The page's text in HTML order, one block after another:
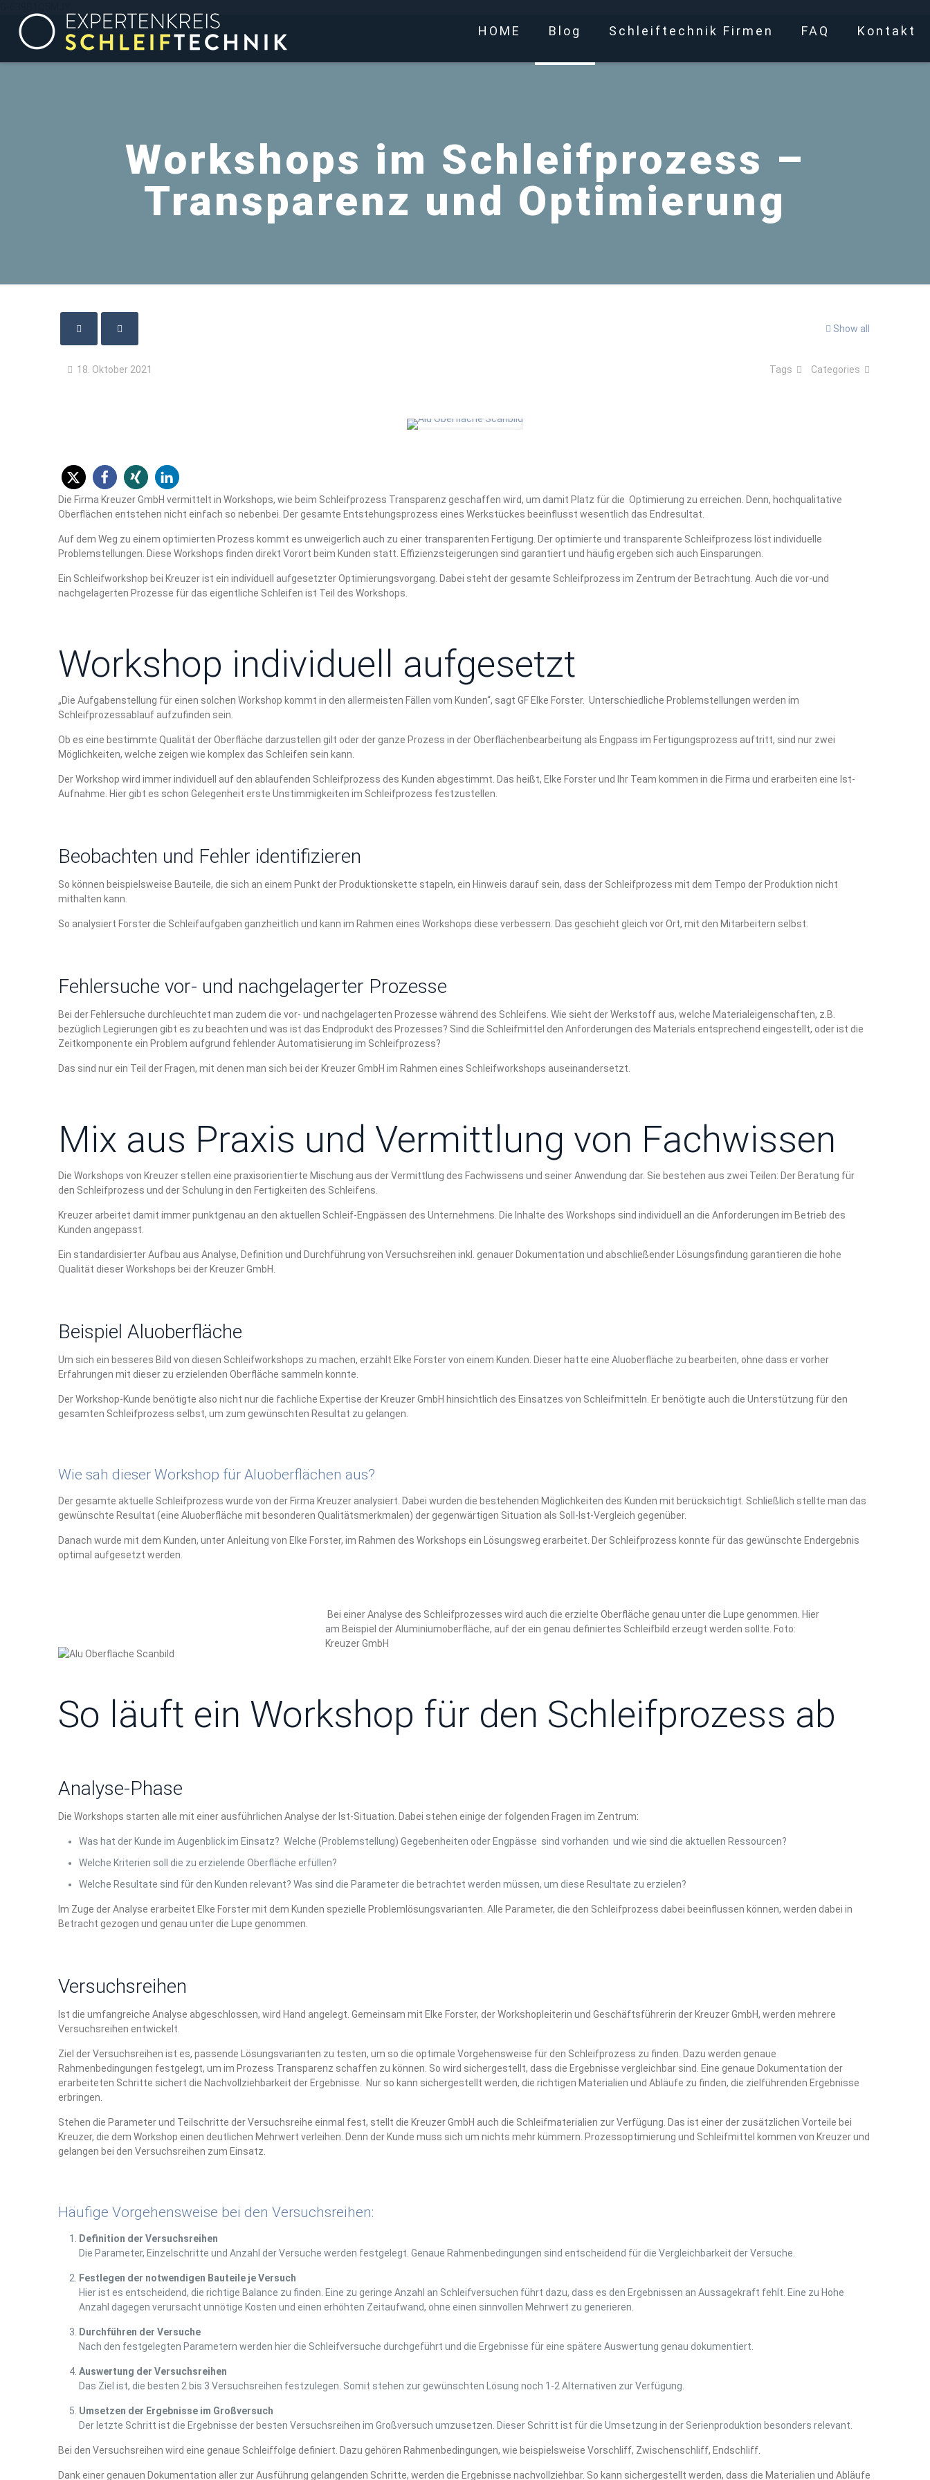
HOME Blog Schleiftechnik Firmen FAQ Kontakt
Workshops im Schleifprozess –
Transparenz und Optimierung
Show all
18. Oktober 2021 Categories
Tags
Die Firma Kreuzer GmbH vermittelt in Workshops, wie beim Schleifprozess Transparenz geschaffen wird, um damit Platz für die Optimierung zu erreichen. Denn, hochqualitative
Oberflächen entstehen nicht einfach so nebenbei. Der gesamte Entstehungsprozess eines Werkstückes beeinflusst wesentlich das Endresultat.
Auf dem Weg zu einem optimierten Prozess kommt es unweigerlich auch zu einer transparenten Fertigung. Der optimierte und transparente Schleifprozess löst individuelle
Problemstellungen. Diese Workshops finden direkt Vorort beim Kunden statt. Effizienzsteigerungen sind garantiert und häufig ergeben sich auch Einsparungen.
Ein Schleifworkshop bei Kreuzer ist ein individuell aufgesetzter Optimierungsvorgang. Dabei steht der gesamte Schleifprozess im Zentrum der Betrachtung. Auch die vor-und
nachgelagerten Prozesse für das eigentliche Schleifen ist Teil des Workshops.
Workshop individuell aufgesetzt
„Die Aufgabenstellung für einen solchen Workshop kommt in den allermeisten Fällen vom Kunden“, sagt GF Elke Forster. Unterschiedliche Problemstellungen werden im
Schleifprozessablauf aufzufinden sein.
Ob es eine bestimmte Qualität der Oberfläche darzustellen gilt oder der ganze Prozess in der Oberflächenbearbeitung als Engpass im Fertigungsprozess auftritt, sind nur zwei
Möglichkeiten, welche zeigen wie komplex das Schleifen sein kann.
Der Workshop wird immer individuell auf den ablaufenden Schleifprozess des Kunden abgestimmt. Das heißt, Elke Forster und Ihr Team kommen in die Firma und erarbeiten eine Ist-
Aufnahme. Hier gibt es schon Gelegenheit erste Unstimmigkeiten im Schleifprozess festzustellen.
Beobachten und Fehler identifizieren
So können beispielsweise Bauteile, die sich an einem Punkt der Produktionskette stapeln, ein Hinweis darauf sein, dass der Schleifprozess mit dem Tempo der Produktion nicht
mithalten kann.
So analysiert Forster die Schleifaufgaben ganzheitlich und kann im Rahmen eines Workshops diese verbessern. Das geschieht gleich vor Ort, mit den Mitarbeitern selbst.
Fehlersuche vor- und nachgelagerter Prozesse
Bei der Fehlersuche durchleuchtet man zudem die vor- und nachgelagerten Prozesse während des Schleifens. Wie sieht der Werkstoff aus, welche Materialeigenschaften, z.B.
bezüglich Legierungen gibt es zu beachten und was ist das Endprodukt des Prozesses? Sind die Schleifmittel den Anforderungen des Materials entsprechend eingestellt, oder ist die
Zeitkomponente ein Problem aufgrund fehlender Automatisierung im Schleifprozess?
Das sind nur ein Teil der Fragen, mit denen man sich bei der Kreuzer GmbH im Rahmen eines Schleifworkshops auseinandersetzt.
Mix aus Praxis und Vermittlung von Fachwissen
Die Workshops von Kreuzer stellen eine praxisorientierte Mischung aus der Vermittlung des Fachwissens und seiner Anwendung dar. Sie bestehen aus zwei Teilen: Der Beratung für
den Schleifprozess und der Schulung in den Fertigkeiten des Schleifens.
Kreuzer arbeitet damit immer punktgenau an den aktuellen Schleif-Engpässen des Unternehmens. Die Inhalte des Workshops sind individuell an die Anforderungen im Betrieb des
Kunden angepasst.
Ein standardisierter Aufbau aus Analyse, Definition und Durchführung von Versuchsreihen inkl. genauer Dokumentation und abschließender Lösungsfindung garantieren die hohe
Qualität dieser Workshops bei der Kreuzer GmbH.
Beispiel Aluoberfläche
Um sich ein besseres Bild von diesen Schleifworkshops zu machen, erzählt Elke Forster von einem Kunden. Dieser hatte eine Aluoberfläche zu bearbeiten, ohne dass er vorher
Erfahrungen mit dieser zu erzielenden Oberfläche sammeln konnte.
Der Workshop-Kunde benötigte also nicht nur die fachliche Expertise der Kreuzer GmbH hinsichtlich des Einsatzes von Schleifmitteln. Er benötigte auch die Unterstützung für den
gesamten Schleifprozess selbst, um zum gewünschten Resultat zu gelangen.
Wie sah dieser Workshop für Aluoberflächen aus?
Der gesamte aktuelle Schleifprozess wurde von der Firma Kreuzer analysiert. Dabei wurden die bestehenden Möglichkeiten des Kunden mit berücksichtigt. Schließlich stellte man das
gewünschte Resultat (eine Aluoberfläche mit besonderen Qualitätsmerkmalen) der gegenwärtigen Situation als Soll-Ist-Vergleich gegenüber.
Danach wurde mit dem Kunden, unter Anleitung von Elke Forster, im Rahmen des Workshops ein Lösungsweg erarbeitet. Der Schleifprozess konnte für das gewünschte Endergebnis
optimal aufgesetzt werden.
Bei einer Analyse des Schleifprozesses wird auch die erzielte Oberfläche genau unter die Lupe genommen. Hier
am Beispiel der Aluminiumoberfläche, auf der ein genau definiertes Schleifbild erzeugt werden sollte. Foto:
Kreuzer GmbH
So läuft ein Workshop für den Schleifprozess ab
Analyse-Phase
Die Workshops starten alle mit einer ausführlichen Analyse der Ist-Situation. Dabei stehen einige der folgenden Fragen im Zentrum:
Was hat der Kunde im Augenblick im Einsatz? Welche (Problemstellung) Gegebenheiten oder Engpässe sind vorhanden und wie sind die aktuellen Ressourcen?
Welche Kriterien soll die zu erzielende Oberfläche erfüllen?
Welche Resultate sind für den Kunden relevant? Was sind die Parameter die betrachtet werden müssen, um diese Resultate zu erzielen?
Im Zuge der Analyse erarbeitet Elke Forster mit dem Kunden spezielle Problemlösungsvarianten. Alle Parameter, die den Schleifprozess dabei beeinflussen können, werden dabei in
Betracht gezogen und genau unter die Lupe genommen.
Versuchsreihen
Ist die umfangreiche Analyse abgeschlossen, wird Hand angelegt. Gemeinsam mit Elke Forster, der Workshopleiterin und Geschäftsführerin der Kreuzer GmbH, werden mehrere
Versuchsreihen entwickelt.
Ziel der Versuchsreihen ist es, passende Lösungsvarianten zu testen, um so die optimale Vorgehensweise für den Schleifprozess zu finden. Dazu werden genaue
Rahmenbedingungen festgelegt, um im Prozess Transparenz schaffen zu können. So wird sichergestellt, dass die Ergebnisse vergleichbar sind. Eine genaue Dokumentation der
erarbeiteten Schritte sichert die Nachvollziehbarkeit der Ergebnisse. Nur so kann sichergestellt werden, die richtigen Materialien und Abläufe zu finden, die zielführenden Ergebnisse
erbringen.
Stehen die Parameter und Teilschritte der Versuchsreihe einmal fest, stellt die Kreuzer GmbH auch die Schleifmaterialien zur Verfügung. Das ist einer der zusätzlichen Vorteile bei
Kreuzer, die dem Workshop einen deutlichen Mehrwert verleihen. Denn der Kunde muss sich um nichts mehr kümmern. Prozessoptimierung und Schleifmittel kommen von Kreuzer und
gelangen bei den Versuchsreihen zum Einsatz.
Häufige Vorgehensweise bei den Versuchsreihen:
Definition der Versuchsreihen
Die Parameter, Einzelschritte und Anzahl der Versuche werden festgelegt. Genaue Rahmenbedingungen sind entscheidend für die Vergleichbarkeit der Versuche.
Festlegen der notwendigen Bauteile je Versuch
Hier ist es entscheidend, die richtige Balance zu finden. Eine zu geringe Anzahl an Schleifversuchen führt dazu, dass es den Ergebnissen an Aussagekraft fehlt. Eine zu Hohe
Anzahl dagegen verursacht unnötige Kosten und einen erhöhten Zeitaufwand, ohne einen sinnvollen Mehrwert zu generieren.
Durchführen der Versuche
Nach den festgelegten Parametern werden hier die Schleifversuche durchgeführt und die Ergebnisse für eine spätere Auswertung genau dokumentiert.
Auswertung der Versuchsreihen
Das Ziel ist, die besten 2 bis 3 Versuchsreihen festzulegen. Somit stehen zur gewünschten Lösung noch 1-2 Alternativen zur Verfügung.
Umsetzen der Ergebnisse im Großversuch
Der letzte Schritt ist die Ergebnisse der besten Versuchsreihen im Großversuch umzusetzen. Dieser Schritt ist für die Umsetzung in der Serienproduktion besonders relevant.
Bei den Versuchsreihen wird eine genaue Schleiffolge definiert. Dazu gehören Rahmenbedingungen, wie beispielsweise Vorschliff, Zwischenschliff, Endschliff.
Dank einer genauen Dokumentation aller zur Ausführung gelangenden Schritte, werden die Ergebnisse nachvollziehbar. So kann sichergestellt werden, dass die Materialien und Abläufe